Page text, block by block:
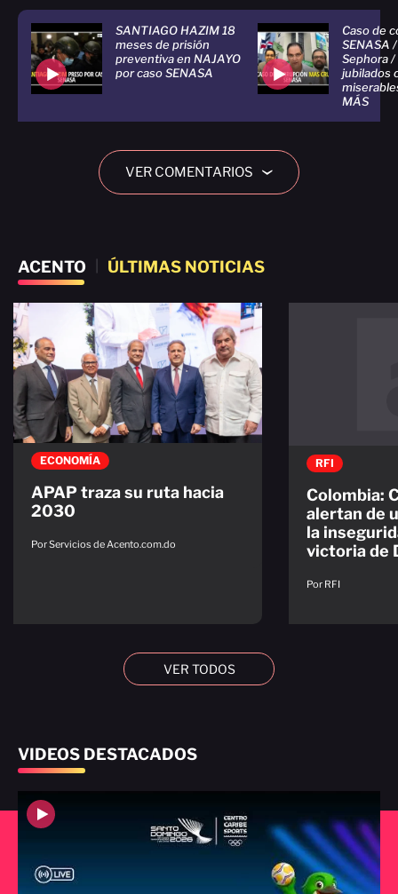
SANTIAGO HAZIM 18
meses de prisión
preventiva en NAJAYO
por caso SENASA
Caso de
SENASA
Sephora /
jubilados
MÁS
VER COMENTARIOS ›
ACENTO ÚLTIMAS NOTICIAS
ECONOMÍA
APAP traza su ruta hacia
2030
Por Servicios de Acento.com.do
RFI
Colombia:
alertan de
la
victoria de
Por RFI
VER TODOS
VIDEOS DESTACADOS